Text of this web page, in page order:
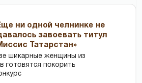
ни одной челнинке не
завоевать титул
Татарстан»
шикарные женщины из
готовятся покорить